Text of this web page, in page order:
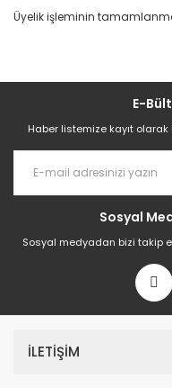
Üyelik işleminin
E-
Haber listemize kayıt
Sosyal
Sosyal medyadan bizi takip
İLETİŞİM